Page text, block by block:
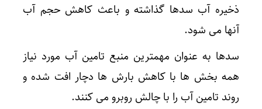
ذخیره آب سدها گذاشته و باعث کاهش حجم آب
آنها می شود.
سدها به عنوان مهمترین منبع تامین آب مورد نیاز
همه بخش ها با کاهش بارش ها دچار افت شده و
روند تامین آب را با چالش روبرو می کنند.